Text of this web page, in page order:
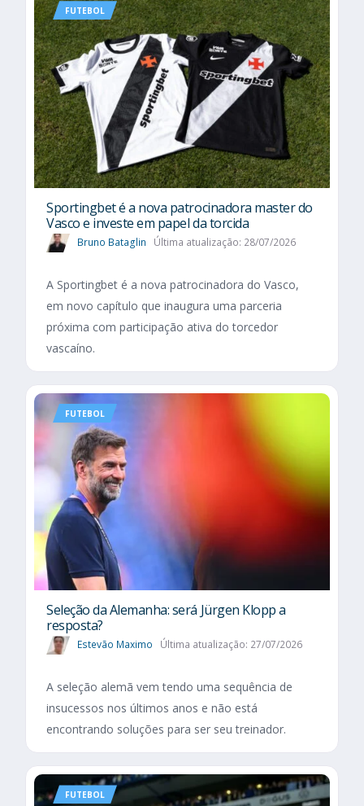
FUTEBOL
Sportingbet é a nova patrocinadora master do
Vasco e investe em papel da torcida
Bruno Bataglin Última atualização: 28/07/2026
A Sportingbet é a nova patrocinadora do Vasco,
em novo capítulo que inaugura uma parceria
próxima com participação ativa do torcedor
vascaíno.
FUTEBOL
Seleção da Alemanha: será Jürgen Klopp a
resposta?
Estevão Maximo Última atualização: 27/07/2026
A seleção alemã vem tendo uma sequência de
insucessos nos últimos anos e não está
encontrando soluções para ser seu treinador.
FUTEBOL